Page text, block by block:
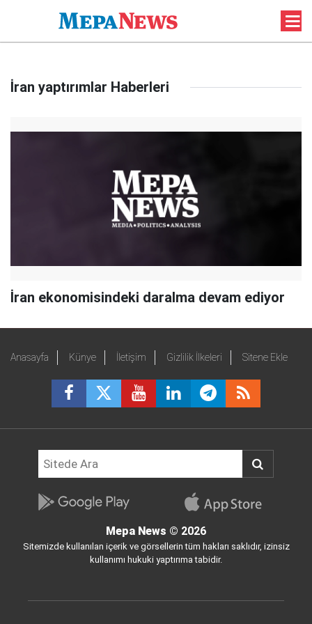
İran yaptırımlar Haberleri
İran ekonomisindeki daralma devam ediyor
Anasayfa Künye İletişim Gizlilik İlkeleri Sitene Ekle
Mepa News © 2026
Sitemizde kullanılan içerik ve görsellerin tüm hakları saklıdır, izinsiz
kullanımı hukuki yaptırıma tabidir.